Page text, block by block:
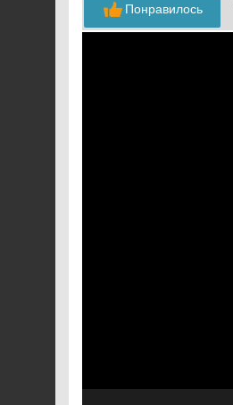
Понравилось